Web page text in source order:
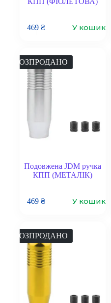
469₴ У кошик
РОЗПРОДАНО
Подовжена JDM ручка
КПП (МЕТАЛІК)
469₴ У кошик
РОЗПРОДАНО